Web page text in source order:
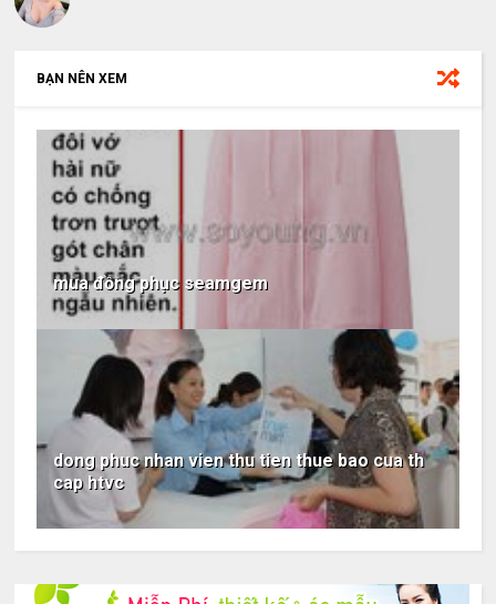
BẠN NÊN XEM
mua đồng phục seamgem
dong phuc nhan vien thu tien thue bao cua th
cap htvc